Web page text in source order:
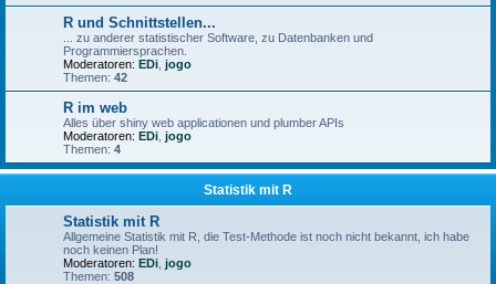
R und Schnittstellen...
... zu anderer statistischer Software, zu Datenbanken und
Programmiersprachen.
Moderatoren: EDi jogo
Themen: 42
R im web
Alles über shiny web applicationen und plumber APIs
Moderatoren: EDi jogo
Themen: 4
Statistik mit R
Statistik mit R
Allgemeine Statistik mit R, die Test-Methode ist noch nicht bekannt, ich habe
noch keinen Plan!
Moderatoren: EDi jogo
Themen: 508